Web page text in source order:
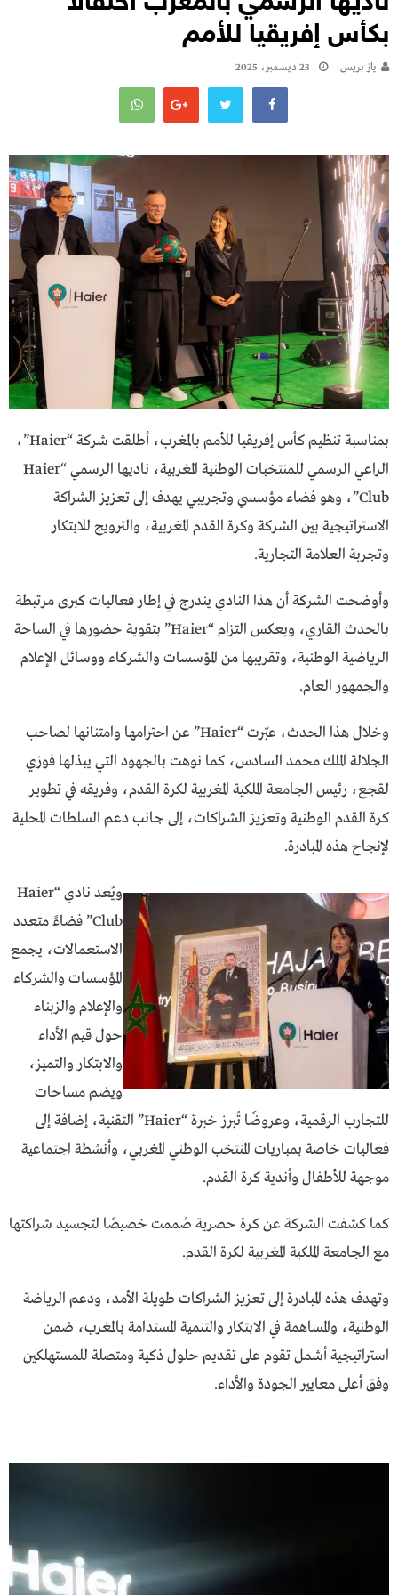
بكأس إفريقيا للأمم
يـاز بريـس 23 ديسمبر، 2025
بمناسبة تنظيم كأس إفريقيا للأمم بالمغرب، أطلقت شركة “Haier”،
الراعي الرسمي للمنتخبات الوطنية المغربية، ناديها الرسمي “Haier
Club”، وهو فضاء مؤسسي وتجريبي يهدف إلى تعزيز الشراكة
الاستراتيجية بين الشركة وكرة القدم المغربية، والترويج للابتكار
وتجربة العلامة التجارية.
وأوضحت الشركة أن هذا النادي يندرج في إطار فعاليات كبرى مرتبطة
بالحدث القاري، ويعكس التزام “Haier” بتقوية حضورها في الساحة
الرياضية الوطنية، وتقريبها من المؤسسات والشركاء ووسائل الإعلام
والجمهور العام.
وخلال هذا الحدث، عبّرت “Haier” عن احترامها وامتنانها لصاحب
الجلالة الملك محمد السادس، كما نوهت بالجهود التي يبذلها فوزي
لقجع، رئيس الجامعة الملكية المغربية لكرة القدم، وفريقه في تطوير
كرة القدم الوطنية وتعزيز الشراكات، إلى جانب دعم السلطات المحلية
لإنجاح هذه المبادرة.
ويُعد نادي “Haier
Club” فضاءً متعدد
الاستعمالات، يجمع
المؤسسات والشركاء
والإعلام والزبناء
حول قيم الأداء
والابتكار والتميز،
ويضم مساحات
للتجارب الرقمية، وعروضًا تُبرز خبرة “Haier” التقنية، إضافة إلى
فعاليات خاصة بمباريات المنتخب الوطني المغربي، وأنشطة اجتماعية
موجهة للأطفال وأندية كرة القدم.
كما كشفت الشركة عن كرة حصرية صُممت خصيصًا لتجسيد شراكتها
مع الجامعة الملكية المغربية لكرة القدم.
وتهدف هذه المبادرة إلى تعزيز الشراكات طويلة الأمد، ودعم الرياضة
الوطنية، والمساهمة في الابتكار والتنمية المستدامة بالمغرب، ضمن
استراتيجية أشمل تقوم على تقديم حلول ذكية ومتصلة للمستهلكين
وفق أعلى معايير الجودة والأداء.